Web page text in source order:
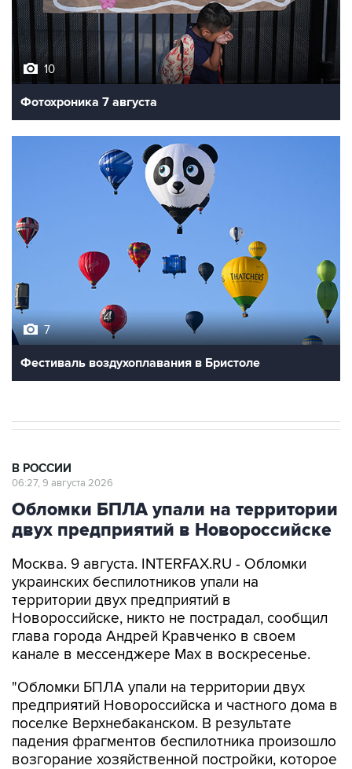
10
Фотохроника 7 августа
7
Фестиваль воздухоплавания в Бристоле
В РОССИИ
06:27, 9 августа 2026
Обломки БПЛА упали на территории
двух предприятий в Новороссийске
Москва. 9 августа. INTERFAX.RU - Обломки
украинских беспилотников упали на
территории двух предприятий в
Новороссийске, никто не пострадал, сообщил
глава города Андрей Кравченко в своем
канале в мессенджере Max в воскресенье.
"Обломки БПЛА упали на территории двух
предприятий Новороссийска и частного дома в
поселке Верхнебаканском. В результате
падения фрагментов беспилотника произошло
возгорание хозяйственной постройки, которое